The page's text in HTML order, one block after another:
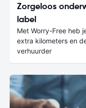
Zorgeloos
label
Met Worry-Free heb
extra kilometers en
verhuurder